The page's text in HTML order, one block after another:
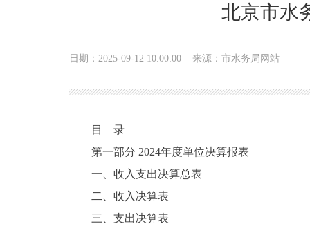
北京市水
日期：2025-09-12 10:00:00 来源：市水务局网站
目 录
第一部分 2024年度单位决算报表
一、收入支出决算总表
二、收入决算表
三、支出决算表